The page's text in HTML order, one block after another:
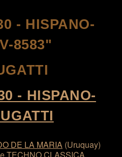
- HISPANO-
8583"
DE LA MARIA (Uruquay)